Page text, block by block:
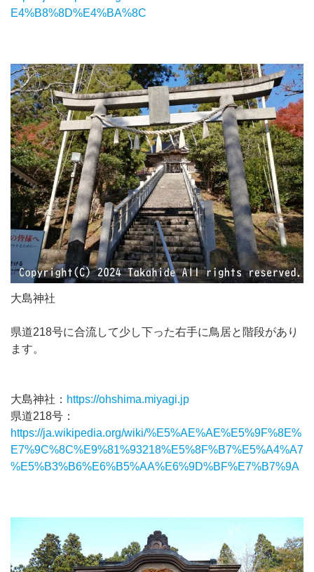
E4%B8%8D%E4%BA%8C
大島神社
県道218号に合流して少し下った右手に鳥居と階段があり
ます。
大島神社： https://ohshima.miyagi.jp
県道218号：
https://ja.wikipedia.org/wiki/%E5%AE%AE%E5%9F%8E%
E7%9C%8C%E9%81%93218%E5%8F%B7%E5%A4%A7
%E5%B3%B6%E6%B5%AA%E6%9D%BF%E7%B7%9A